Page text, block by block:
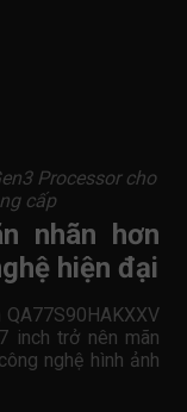
Processor cho
cấp
nhãn hơn
hiện đại
inch trở nên mãn
nghệ hình ảnh